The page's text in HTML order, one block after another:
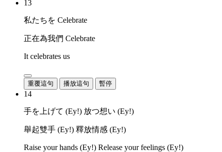
13
私たちを Celebrate
正在為我們 Celebrate
It celebrates us
重覆這句 播放這句 暫停
14
手を上げて (Ey!) 放つ想い (Ey!)
舉起雙手 (Ey!) 釋放情感 (Ey!)
Raise your hands (Ey!) Release your feelings (Ey!)